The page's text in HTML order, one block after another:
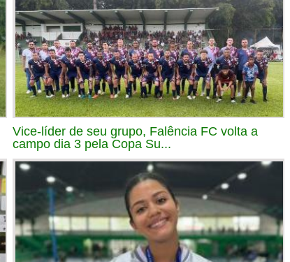
Vice-líder de seu grupo, Falência FC volta a
campo dia 3 pela Copa Su...